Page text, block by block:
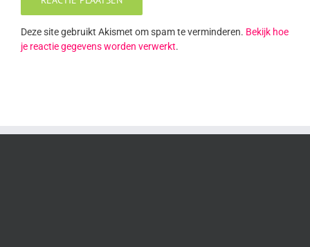
Deze site gebruikt Akismet om spam te verminderen. Bekijk hoe
je reactie gegevens worden verwerkt.